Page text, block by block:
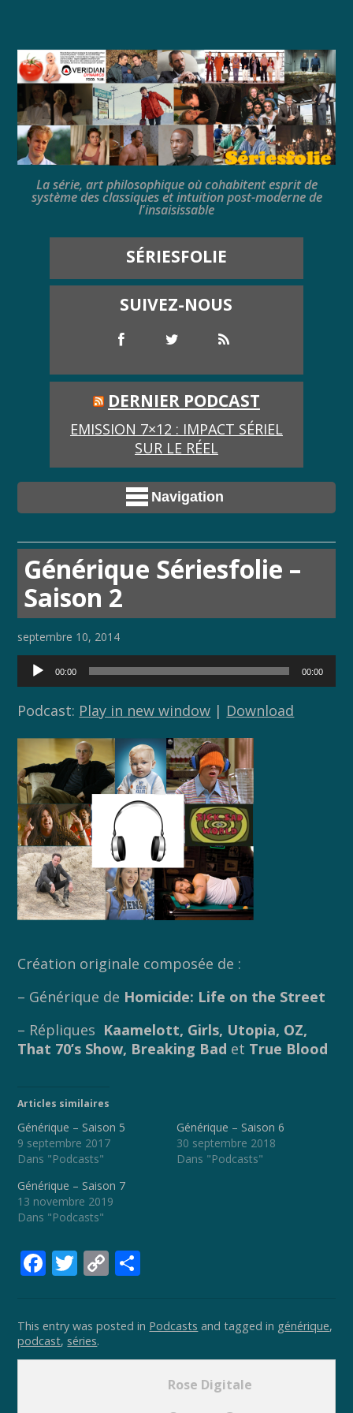
La série, art philosophique où cohabitent esprit de
système des classiques et intuition post-moderne de
l'insaisissable
SÉRIESFOLIE
SUIVEZ-NOUS
DERNIER PODCAST
EMISSION 7×12 : IMPACT SÉRIEL
SUR LE RÉEL
Navigation
Générique Sériesfolie –
Saison 2
septembre 10, 2014
Lecteur
audio
00:00 00:00
Podcast: Play in new window | Download
Création originale composée de :
– Générique de Homicide: Life on the Street
– Répliques Kaamelott, Girls, Utopia, OZ,
That 70’s Show, Breaking Bad et True Blood
Articles similaires
Générique – Saison 5
9 septembre 2017
Dans "Podcasts"
Générique – Saison 6
30 septembre 2018
Dans "Podcasts"
Générique – Saison 7
13 novembre 2019
Dans "Podcasts"
F
e
b
o
T
er
C
p
y
Li
ta
g
er
This entry was posted in Podcasts and tagged in générique,
podcast, séries.
Rose Digitale